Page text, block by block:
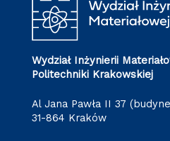
Wydział Inżynierii
Politechniki Krakowskiej
Al Jana Pawła II 37
31-864 Kraków